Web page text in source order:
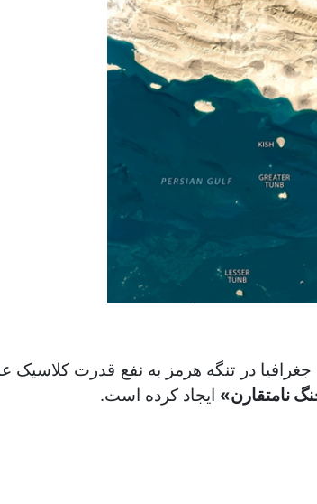
در تنگه هرمز به نفع قدرت کلاسیک
نامتقارن» ایجاد کرده است.